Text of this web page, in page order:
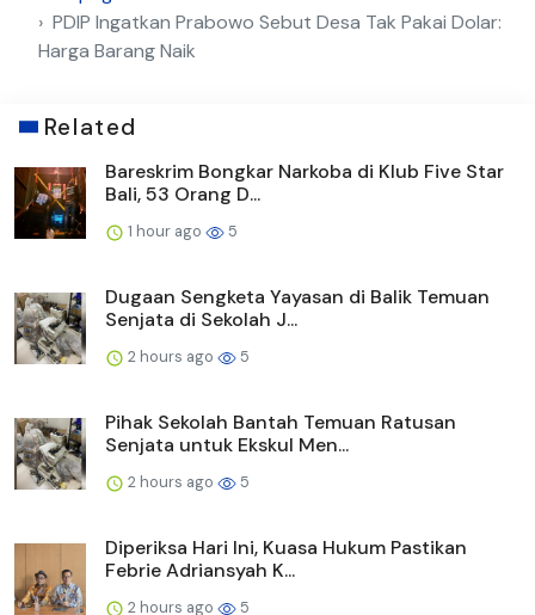
PDIP Ingatkan Prabowo Sebut Desa Tak Pakai Dolar:
Harga Barang Naik
Related
Bareskrim Bongkar Narkoba di Klub Five Star
Bali, 53 Orang D...
1 hour ago 5
Dugaan Sengketa Yayasan di Balik Temuan
Senjata di Sekolah J...
2 hours ago 5
Pihak Sekolah Bantah Temuan Ratusan
Senjata untuk Ekskul Men...
2 hours ago 5
Diperiksa Hari Ini, Kuasa Hukum Pastikan
Febrie Adriansyah K...
2 hours ago 5